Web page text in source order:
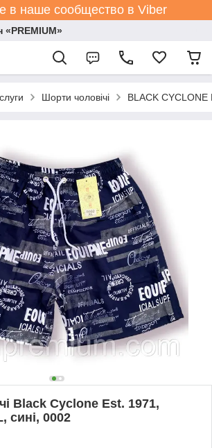
в наше сообщество в Viber
«PREMIUM»
Шорти чоловічі BLACK CYCLONE
Black Cyclone Est. 1971,
сині, 0002